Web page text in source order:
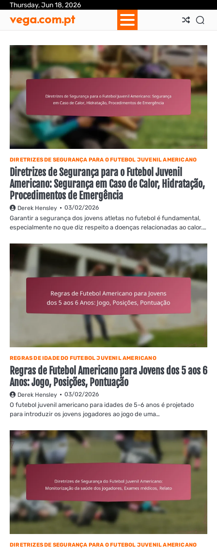
Skip
content
Thursday, Jun 18, 2026
vega.com.pt
DIRETRIZES DE SEGURANÇA PARA O FUTEBOL JUVENIL AMERICANO
Diretrizes de Segurança para o Futebol Juvenil
Americano: Segurança em Caso de Calor, Hidratação,
Procedimentos de Emergência
Derek Hensley 03/02/2026
Garantir a segurança dos jovens atletas no futebol é fundamental,
especialmente no que diz respeito a doenças relacionadas ao calor.…
REGRAS DE IDADE DO FUTEBOL JUVENIL AMERICANO
Regras de Futebol Americano para Jovens dos 5 aos 6
Anos: Jogo, Posições, Pontuação
Derek Hensley 03/02/2026
O futebol juvenil americano para idades de 5-6 anos é projetado
para introduzir os jovens jogadores ao jogo de uma…
DIRETRIZES DE SEGURANÇA PARA O FUTEBOL JUVENIL AMERICANO